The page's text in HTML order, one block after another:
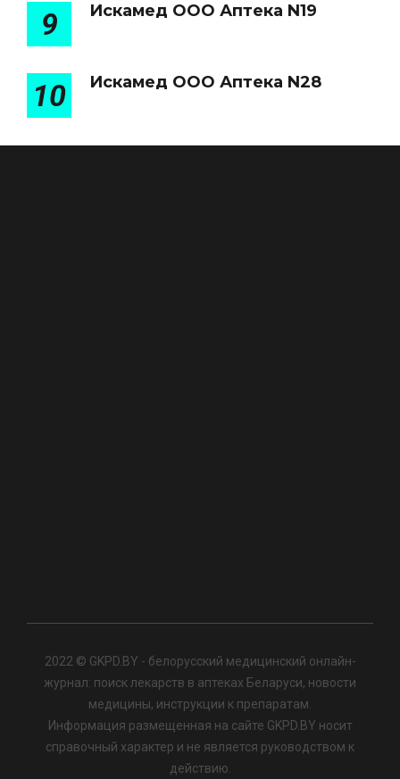
9 Искамед ООО Аптека N19
10 Искамед ООО Аптека N28
2022 © GKPD.BY - белорусский медицинский онлайн-
журнал: поиск лекарств в аптеках Беларуси, новости
медицины, инструкции к препаратам.
Информация размещенная на сайте GKPD.BY носит
справочный характер и не является руководством к
действию.